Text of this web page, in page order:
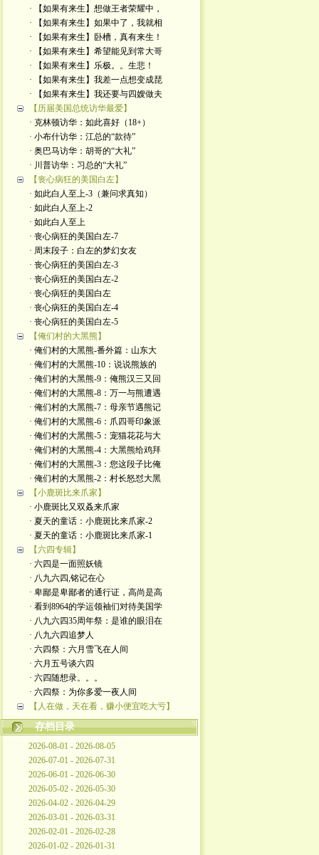
· 【如果有来生】想做王者荣耀中，
· 【如果有来生】如果中了，我就相
· 【如果有来生】卧槽，真有来生！
· 【如果有来生】希望能见到常大哥
· 【如果有来生】乐极。。生悲！
· 【如果有来生】我差一点想变成琵
· 【如果有来生】我还要与四嫂做夫
【历届美国总统访华最爱】
· 克林顿访华：如此喜好（18+）
· 小布什访华：江总的“款待”
· 奥巴马访华：胡哥的“大礼”
· 川普访华：习总的“大礼”
【丧心病狂的美国白左】
· 如此白人至上-3（兼问求真知）
· 如此白人至上-2
· 如此白人至上
· 丧心病狂的美国白左-7
· 周末段子：白左的梦幻女友
· 丧心病狂的美国白左-3
· 丧心病狂的美国白左-2
· 丧心病狂的美国白左
· 丧心病狂的美国白左-4
· 丧心病狂的美国白左-5
【俺们村的大黑熊】
· 俺们村的大黑熊-番外篇：山东大
· 俺们村的大黑熊-10：说说熊族的
· 俺们村的大黑熊-9：俺熊汉三又回
· 俺们村的大黑熊-8：万一与熊遭遇
· 俺们村的大黑熊-7：母亲节遇熊记
· 俺们村的大黑熊-6：爪四哥印象派
· 俺们村的大黑熊-5：宠猫花花与大
· 俺们村的大黑熊-4：大黑熊给鸡拜
· 俺们村的大黑熊-3：您这段子比俺
· 俺们村的大黑熊-2：村长怒怼大黑
【小鹿斑比来爪家】
· 小鹿斑比又双叒来爪家
· 夏天的童话：小鹿斑比来爪家-2
· 夏天的童话：小鹿斑比来爪家-1
【六四专辑】
· 六四是一面照妖镜
· 八九六四,铭记在心
· 卑鄙是卑鄙者的通行证，高尚是高
· 看到8964的学运领袖们对待美国学
· 八九六四35周年祭：是谁的眼泪在
· 八九六四追梦人
· 六四祭：六月雪飞在人间
· 六月五号谈六四
· 六四随想录。。。
· 六四祭：为你多爱一夜人间
【人在做，天在看，赚小便宜吃大亏】
存档目录
2026-08-01 - 2026-08-05
2026-07-01 - 2026-07-31
2026-06-01 - 2026-06-30
2026-05-02 - 2026-05-30
2026-04-02 - 2026-04-29
2026-03-01 - 2026-03-31
2026-02-01 - 2026-02-28
2026-01-02 - 2026-01-31